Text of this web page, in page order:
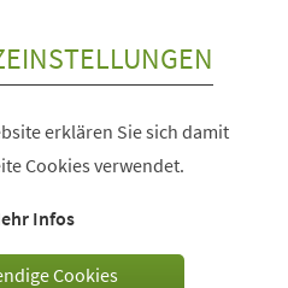
erklären Sie sich damit
Cookies verwendet.
Infos
Cookies